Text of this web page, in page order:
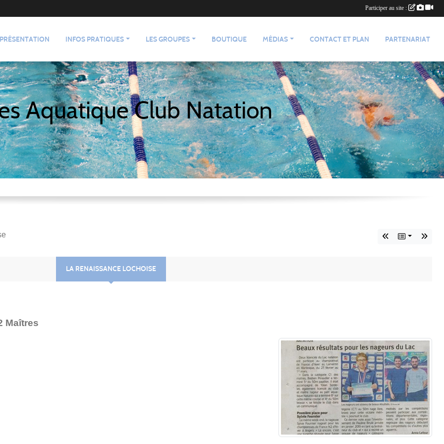
PRÉSENTATION INFOS PRATIQUES LES GROUPES BOUTIQUE MÉDIAS CONTACT ET PLAN PARTENARIAT
Aquatique Club Natation
LA RENAISSANCE LOCHOISE
Maîtres
Participer au site :